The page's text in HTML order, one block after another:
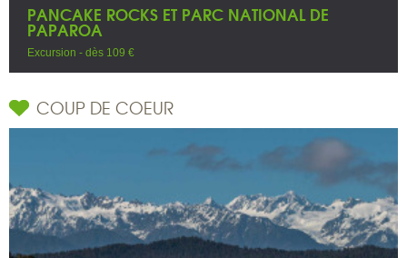
PANCAKE ROCKS ET PARC NATIONAL DE
PAPAROA
Excursion - dès 109 €
COUP DE COEUR